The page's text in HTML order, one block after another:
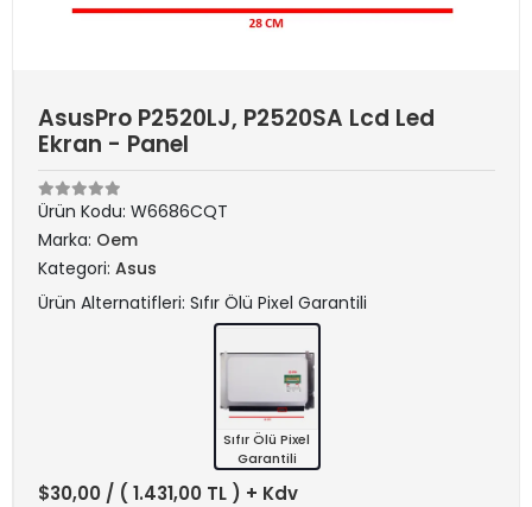
AsusPro P2520LJ, P2520SA Lcd Led
Ekran - Panel
Ürün Kodu: W6686CQT
Marka: Oem
Kategori: Asus
Ürün Alternatifleri: Sıfır Ölü Pixel Garantili
Sıfır Ölü Pixel
Garantili
$30,00 / ( 1.431,00 TL ) + Kdv